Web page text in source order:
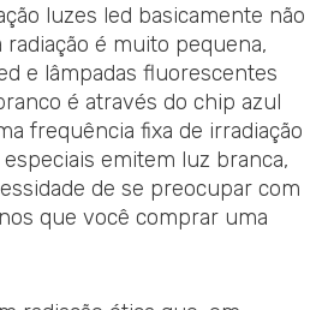
luzes led basicamente não
é muito pequena,
e lâmpadas fluorescentes
é através do chip azul
frequência fixa de irradiação
emitem luz branca,
de se preocupar com
que você comprar uma